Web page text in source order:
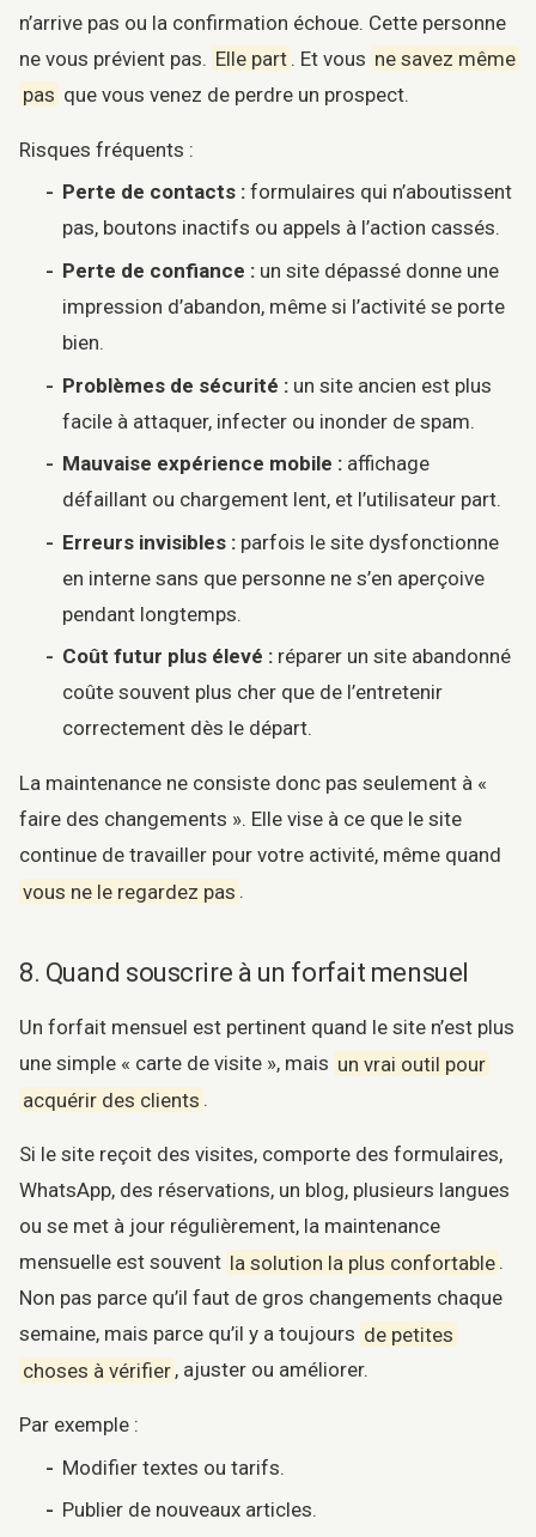
n’arrive pas ou la confirmation échoue. Cette personne
ne vous prévient pas. Elle part . Et vous ne savez même
pas que vous venez de perdre un prospect.
Risques fréquents :
Perte de contacts :formulaires qui n’aboutissent
pas, boutons inactifs ou appels à l’action cassés.
Perte de confiance :un site dépassé donne une
impression d’abandon, même si l’activité se porte
bien.
Problèmes de sécurité :un site ancien est plus
facile à attaquer, infecter ou inonder de spam.
Mauvaise expérience mobile :affichage
défaillant ou chargement lent, et l’utilisateur part.
Erreurs invisibles :parfois le site dysfonctionne
en interne sans que personne ne s’en aperçoive
pendant longtemps.
Coût futur plus élevé :réparer un site abandonné
coûte souvent plus cher que de l’entretenir
correctement dès le départ.
La maintenance ne consiste donc pas seulement à «
faire des changements ». Elle vise à ce que le site
continue de travailler pour votre activité, même quand
vous ne le regardez pas .
8. Quand souscrire à un forfait mensuel
Un forfait mensuel est pertinent quand le site n’est plus
une simple « carte de visite », mais un vrai outil pour
acquérir des clients .
Si le site reçoit des visites, comporte des formulaires,
WhatsApp, des réservations, un blog, plusieurs langues
ou se met à jour régulièrement, la maintenance
mensuelle est souvent la solution la plus confortable .
Non pas parce qu’il faut de gros changements chaque
semaine, mais parce qu’il y a toujours de petites
choses à vérifier , ajuster ou améliorer.
Par exemple :
Modifier textes ou tarifs.
Publier de nouveaux articles.